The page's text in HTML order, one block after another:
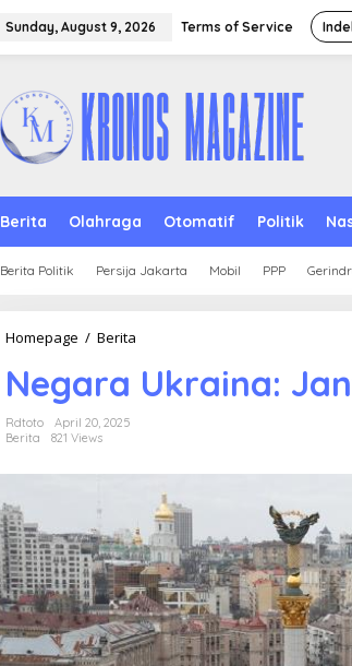
Sunday, August 9, 2026 Terms of Service
Berita Olahraga Otomatif Politik
Berita Politik Persija Jakarta Mobil PPP
Homepage / Berita
Jantung
Eropa
Negara Ukraina:
Rdtoto
April 20, 2025
Berita
821 Views